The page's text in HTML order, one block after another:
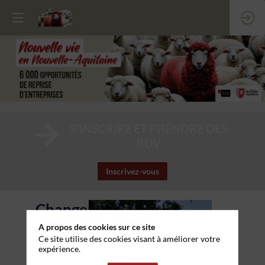
Inscrivez-vous
Changez
de
vie
A propos des cookies sur ce site
Ce site utilise des cookies visant à améliorer votre
expérience.